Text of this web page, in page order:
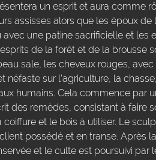
un esprit et aura comme
assisses alors que les époux
une patine sacrificielle et les
de la forêt et de la brousse
sale, les cheveux rouges,
néfaste sur l’agriculture, la
humains. Cela commence par
des remèdes, consistant à faire
et le bois à utiliser. Le
possédé et en transe. Après
et le culte est poursuivi par